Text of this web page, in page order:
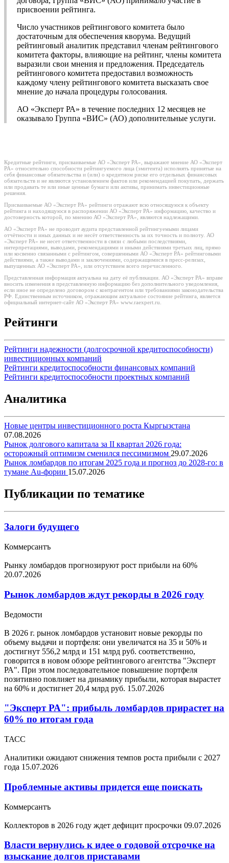
присвоении рейтинга.
Число участников рейтингового комитета было
достаточным для обеспечения кворума. Ведущий
рейтинговый аналитик представил членам рейтингового
комитета факторы, влияющие на рейтинг, члены комитета
выразили свои мнения и предложения. Председатель
рейтингового комитета предоставил возможность
каждому члену рейтингового комитета высказать свое
мнение до начала процедуры голосования.
АО «Эксперт РА» в течение последних 12 месяцев не
оказывало Группа «ВИС» (АО) дополнительные услуги.
Кредитные рейтинги, присваиваемые АО «Эксперт РА», выражают мнение АО «Эксперт
РА» относительно способности рейтингуемого лица (эмитента) исполнять принятые на
себя финансовые обязательства и (или) о кредитном риске его отдельных финансовых
обязательств и не являются установлением фактов или рекомендацией покупать, держать
или продавать те или иные ценные бумаги или активы, принимать инвестиционные
решения.
Присваиваемые АО «Эксперт РА» рейтинги отражают всю относящуюся к объекту
рейтинга и находящуюся в распоряжении АО «Эксперт РА» информацию, качество и
достоверность которой, по мнению АО «Эксперт РА», являются надлежащими.
АО «Эксперт РА» не проводит аудита представленной рейтингуемыми лицами
отчётности и иных данных и не несёт ответственность за их точность и полноту. АО
«Эксперт РА» не несет ответственности в связи с любыми последствиями,
интерпретациями, выводами, рекомендациями и иными действиями третьих лиц, прямо
или косвенно связанными с рейтингом, совершенными АО «Эксперт РА» рейтинговыми
действиями, а также выводами и заключениями, содержащимися в пресс-релизах,
выпущенных АО «Эксперт РА», или отсутствием всего перечисленного.
Представленная информация актуальна на дату её публикации. АО «Эксперт РА» вправе
вносить изменения в представленную информацию без дополнительного уведомления,
если иное не определено договором с контрагентом или требованиями законодательства
РФ. Единственным источником, отражающим актуальное состояние рейтинга, является
официальный интернет-сайт АО «Эксперт РА» www.raexpert.ru.
Рейтинги
Рейтинги надежности (долгосрочной кредитоспособности)
инвестиционных компаний
Рейтинги кредитоспособности финансовых компаний
Рейтинги кредитоспособности проектных компаний
Аналитика
Новые центры инвестиционного роста Кыргызстана
07.08.2026
Рынок долгового капитала за II квартал 2026 года:
осторожный оптимизм сменился пессимизмом 29.07.2026
Рынок ломбардов по итогам 2025 года и прогноз до 2028-го: в
тумане Au-фории 15.07.2026
Публикации по тематике
Залоги будущего
Коммерсантъ
Рынку ломбардов прогнозируют рост прибыли на 60%
20.07.2026
Рынок ломбардов ждут рекорды в 2026 году
Ведомости
В 2026 г. рынок ломбардов установит новые рекорды по
объему выдачи и портфеля: они увеличатся на 35 и 50% и
достигнут 556,2 млрд и 151 млрд руб. соответственно,
говорится в новом обзоре рейтингового агентства "Эксперт
РА". При этом последовательное повышение портфеля
позитивно повлияет на динамику прибыли, которая вырастет
на 60% и достигнет 20,4 млрд руб. 15.07.2026
"Эксперт РА": прибыль ломбардов прирастет на
60% по итогам года
ТАСС
Аналитики ожидают снижения темпов роста прибыли с 2027
года 15.07.2026
Проблемные активы придется еще поискать
Коммерсантъ
Коллекторов в 2026 году ждет дефицит просрочки 09.07.2026
Власти вернулись к идее о годовой отсрочке на
взыскание долгов приставами